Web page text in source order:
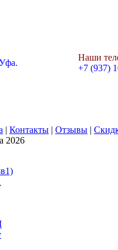
Наши
+7 (937)
| Контакты | Отзывы |
2026